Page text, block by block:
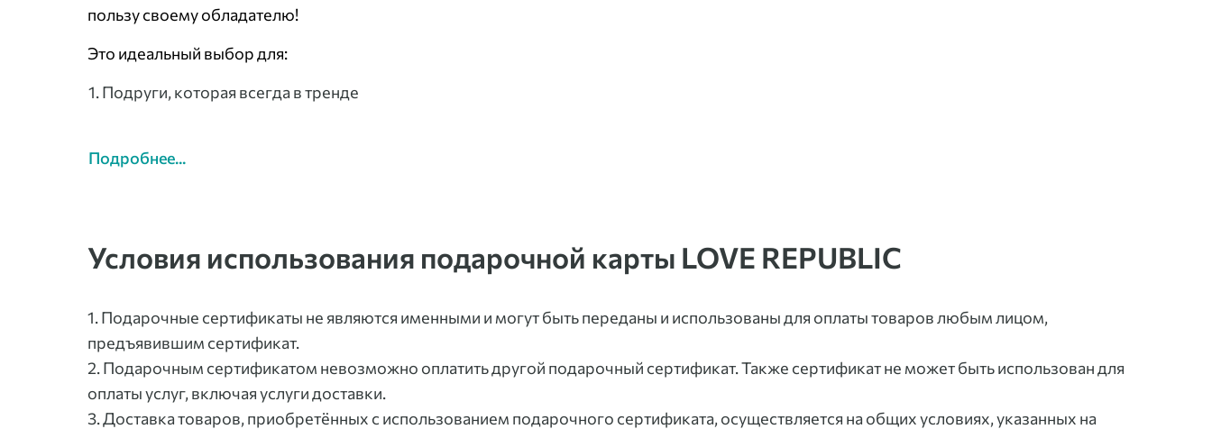
пользу своему обладателю!
Это идеальный выбор для:
Подруги, которая всегда в тренде
Подробнее...
Условия использования подарочной карты LOVE REPUBLIC
1. Подарочные сертификаты не являются именными и могут быть переданы и использованы для оплаты товаров любым лицом,
предъявившим сертификат.
2. Подарочным сертификатом невозможно оплатить другой подарочный сертификат. Также сертификат не может быть использован для
оплаты услуг, включая услуги доставки.
3. Доставка товаров, приобретённых с использованием подарочного сертификата, осуществляется на общих условиях, указанных на